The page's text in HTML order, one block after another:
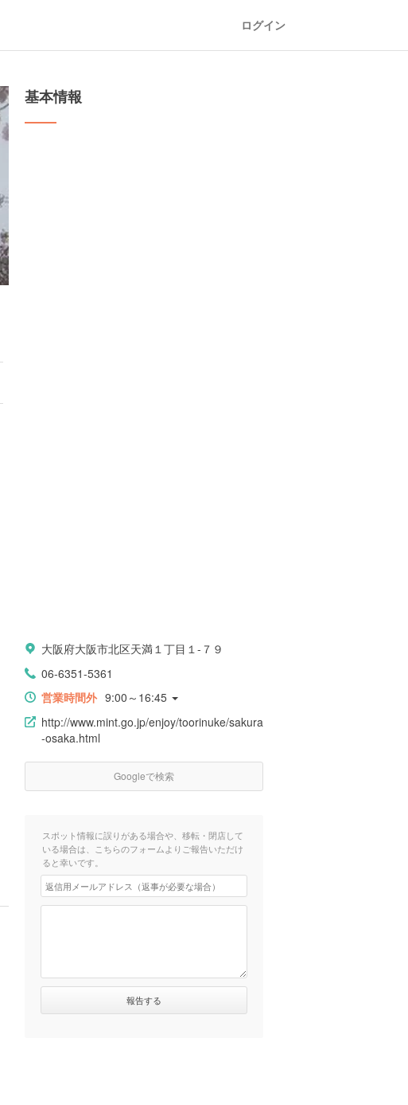
ログイン
基本情報
大阪府大阪市北区天満１丁目１-７９
06-6351-5361
営業時間外 9:00～16:45
http://www.mint.go.jp/enjoy/toorinuke/sakura
-osaka.html
Googleで検索
スポット情報に誤りがある場合や、移転・閉店して
いる場合は、こちらのフォームよりご報告いただけ
ると幸いです。